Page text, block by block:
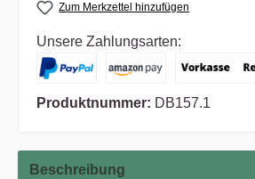
Zum Merkzettel hinzufügen
Unsere Zahlungsarten:
Produktnummer: DB157.1
Beschreibung